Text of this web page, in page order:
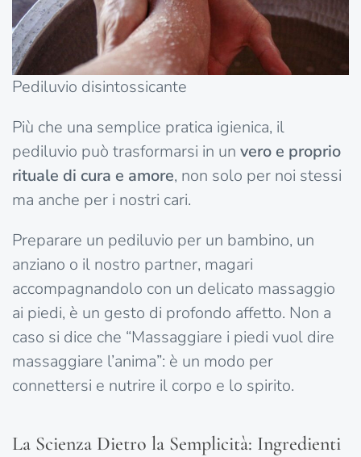
Pediluvio disintossicante
Più che una semplice pratica igienica, il
pediluvio può trasformarsi in un vero e proprio
rituale di cura e amore, non solo per noi stessi
ma anche per i nostri cari.
Preparare un pediluvio per un bambino, un
anziano o il nostro partner, magari
accompagnandolo con un delicato massaggio
ai piedi, è un gesto di profondo affetto. Non a
caso si dice che “Massaggiare i piedi vuol dire
massaggiare l’anima”: è un modo per
connettersi e nutrire il corpo e lo spirito.
La Scienza Dietro la Semplicità: Ingredienti